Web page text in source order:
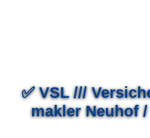
✅ VSL ///
makler Neuhof